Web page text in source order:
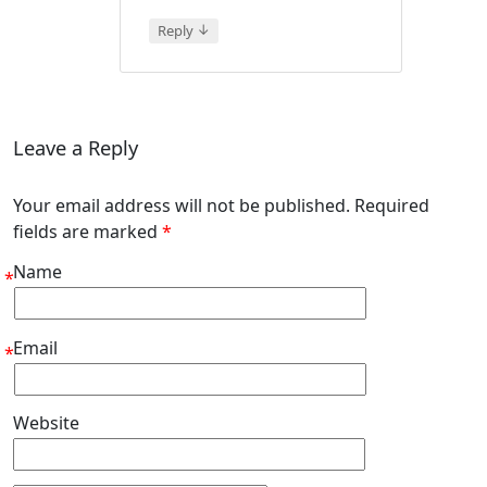
Reply ↓
Leave a Reply
Your email address will not be published. Required
fields are marked *
Name
*
Email
*
Website